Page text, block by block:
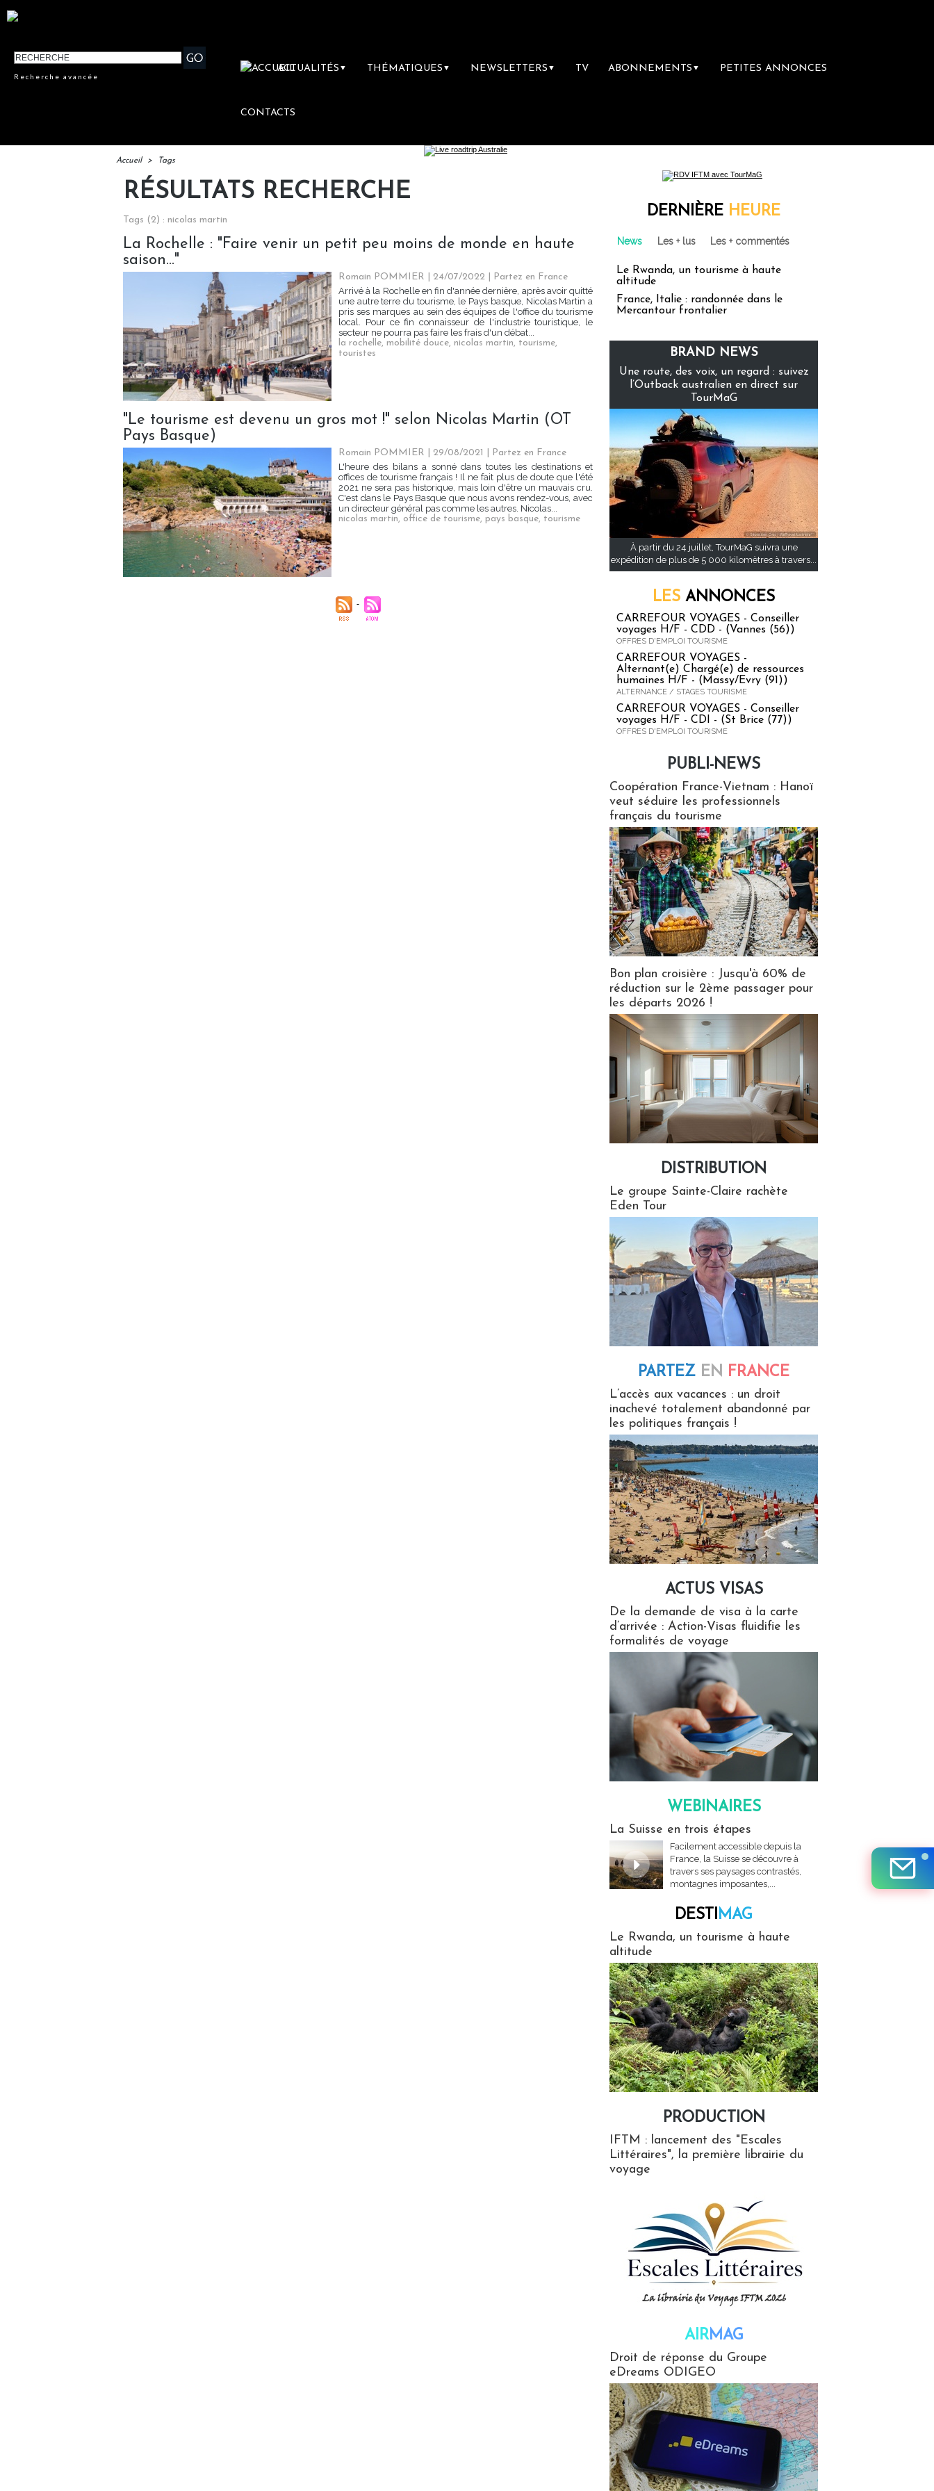
Recherche avancée
ACTUALITÉS ▼ THÉMATIQUES ▼ NEWSLETTERS ▼ TV ABONNEMENTS ▼ PETITES ANNONCES
CONTACTS
Accueil > Tags
RÉSULTATS RECHERCHE
Tags (2) : nicolas martin
La Rochelle : "Faire venir un petit peu moins de monde en haute
saison..."
Romain POMMIER | 24/07/2022
Partez en France
Arrivé à la Rochelle en fin d'année dernière, après avoir quitté
une autre terre du tourisme, le Pays basque, Nicolas Martin a
pris ses marques au sein des équipes de l'office du tourisme
local. Pour ce fin connaisseur de l'industrie touristique, le
secteur ne pourra pas faire les frais d'un débat...
la rochelle, mobilité douce, nicolas martin, tourisme,
touristes
"Le tourisme est devenu un gros mot !" selon Nicolas Martin (OT
Pays Basque)
Romain POMMIER | 29/08/2021
Partez en France
L'heure des bilans a sonné dans toutes les destinations et
offices de tourisme français ! Il ne fait plus de doute que l'été
2021 ne sera pas historique, mais loin d'être un mauvais cru.
C'est dans le Pays Basque que nous avons rendez-vous, avec
un directeur général pas comme les autres. Nicolas...
nicolas martin, office de tourisme, pays basque, tourisme
DERNIÈRE HEURE
News Les + lus Les + commentés
Le Rwanda, un tourisme à haute
altitude
France, Italie : randonnée dans le
Mercantour frontalier
BRAND NEWS
Une route, des voix, un regard : suivez
l’Outback australien en direct sur
TourMaG
À partir du 24 juillet, TourMaG suivra une
expédition de plus de 5 000 kilomètres à travers...
LES ANNONCES
CARREFOUR VOYAGES - Conseiller
voyages H/F - CDD - (Vannes (56))
OFFRES D'EMPLOI TOURISME
CARREFOUR VOYAGES -
Alternant(e) Chargé(e) de ressources
humaines H/F - (Massy/Evry (91))
ALTERNANCE / STAGES TOURISME
CARREFOUR VOYAGES - Conseiller
voyages H/F - CDI - (St Brice (77))
OFFRES D'EMPLOI TOURISME
PUBLI-NEWS
Coopération France-Vietnam : Hanoï
veut séduire les professionnels
français du tourisme
Bon plan croisière : Jusqu'à 60% de
réduction sur le 2ème passager pour
les départs 2026 !
DISTRIBUTION
Le groupe Sainte-Claire rachète
Eden Tour
PARTEZ EN FRANCE
L’accès aux vacances : un droit
inachevé totalement abandonné par
les politiques français !
ACTUS VISAS
De la demande de visa à la carte
d’arrivée : Action-Visas fluidifie les
formalités de voyage
WEBINAIRES
La Suisse en trois étapes
Facilement accessible depuis la
France, la Suisse se découvre à
travers ses paysages contrastés,
montagnes imposantes,...
DESTIMAG
Le Rwanda, un tourisme à haute
altitude
PRODUCTION
IFTM : lancement des "Escales
Littéraires", la première librairie du
voyage
AIRMAG
Droit de réponse du Groupe
eDreams ODIGEO